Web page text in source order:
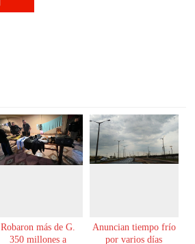
Robaron más de G.
350 millones a
Anuncian tiempo frío
por varios días